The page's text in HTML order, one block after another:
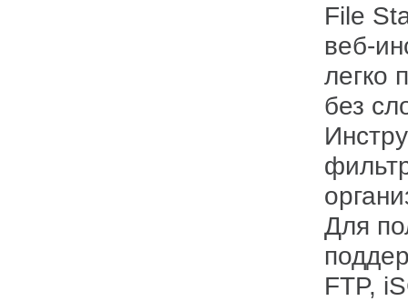
File Station — это быстрый и безопасный
веб-
легко
без
Для
FTP,